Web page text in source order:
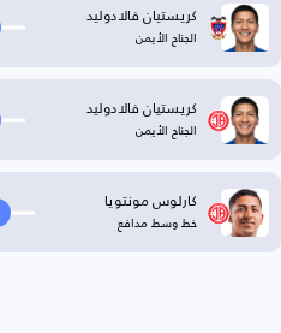
كريستيان فالادوليد
الجناح الأيمن
كريستيان فالادوليد
الجناح الأيمن
كارلوس مونتويا
خط وسط مدافع